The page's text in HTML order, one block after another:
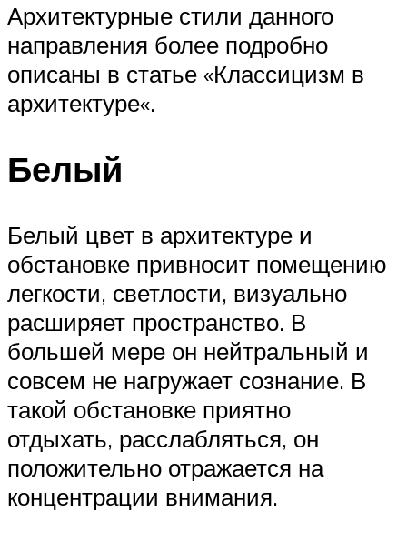
Архитектурные стили данного
направления более подробно
описаны в статье «Классицизм в
архитектуре«.
Белый
Белый цвет в архитектуре и
обстановке привносит помещению
легкости, светлости, визуально
расширяет пространство. В
большей мере он нейтральный и
совсем не нагружает сознание. В
такой обстановке приятно
отдыхать, расслабляться, он
положительно отражается на
концентрации внимания.